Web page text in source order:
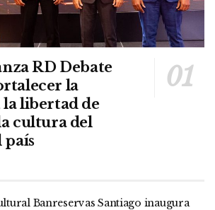
RD Debate
la
libertad de
cultura del
país
Banreservas Santiago inaugura